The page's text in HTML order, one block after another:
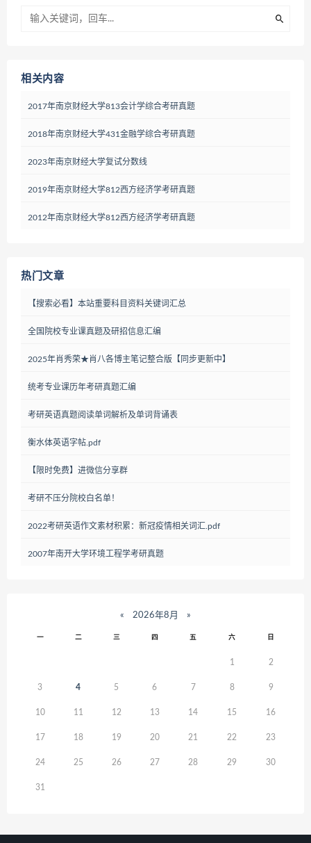
相关内容
2017年南京财经大学813会计学综合考研真题
2018年南京财经大学431金融学综合考研真题
2023年南京财经大学复试分数线
2019年南京财经大学812西方经济学考研真题
2012年南京财经大学812西方经济学考研真题
热门文章
【搜索必看】本站重要科目资料关键词汇总
全国院校专业课真题及研招信息汇编
2025年肖秀荣★肖八各博主笔记整合版【同步更新中】
统考专业课历年考研真题汇编
考研英语真题阅读单词解析及单词背诵表
衡水体英语字帖.pdf
【限时免费】进微信分享群
考研不压分院校白名单！
2022考研英语作文素材积累：新冠疫情相关词汇.pdf
2007年南开大学环境工程学考研真题
« 2026年8月 »
一 二 三 四 五 六 日
1 2
3 4 5 6 7 8 9
10 11 12 13 14 15 16
17 18 19 20 21 22 23
24 25 26 27 28 29 30
31